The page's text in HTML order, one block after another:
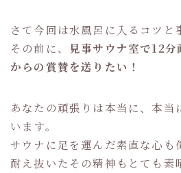
さて今回は水風呂に入るコツと
その前に、
見事サウナ室で12
からの賞賛を送りたい！
あなたの頑張りは本当に、本当
います。
サウナに足を運んだ素直な心も
耐え抜いたその精神もとても素